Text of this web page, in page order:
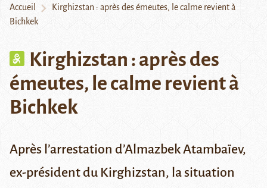
Accueil
Kirghizstan : après des émeutes, le calme revient à
Bichkek
Kirghizstan : après des
émeutes, le calme revient à
Bichkek
Après l’arrestation d’Almazbek Atambaïev,
ex-président du Kirghizstan, la situation